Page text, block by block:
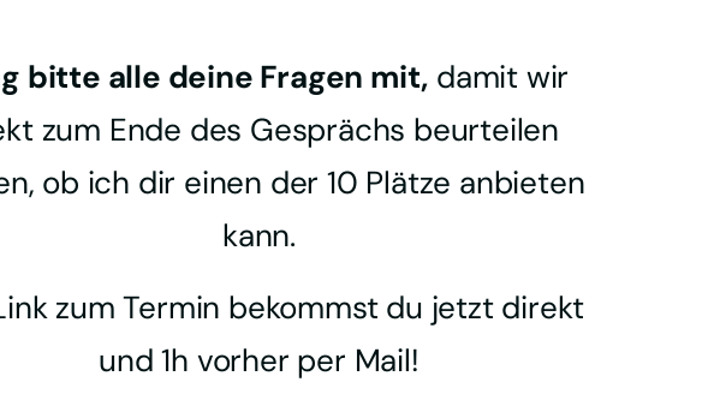
bitte alle deine Fragen mit, damit wir
zum Ende des Gesprächs beurteilen
ob ich dir einen der 10 Plätze anbieten
kann.
zum Termin bekommst du jetzt direkt
und 1h vorher per Mail!